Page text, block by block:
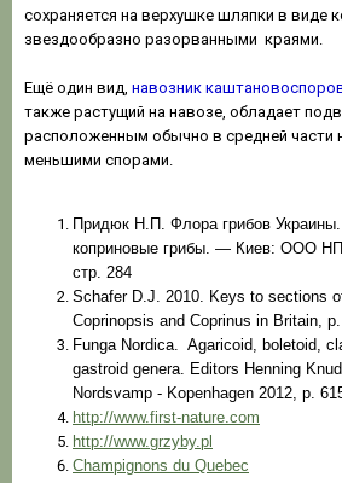
сохраняется на верхушке шляпки в виде
звездообразно разорванными краями.
Ещё один вид, навозник
также растущий на навозе, обладает
расположенным обычно в средней части
меньшими спорами.
Придюк Н.П. Флора грибов
коприновые грибы. — Киев: ООО
стр. 284
Schafer D.J. 2010. Keys to sections
Coprinopsis and Coprinus in Britain,
Funga Nordica. Agaricoid, boletoid,
gastroid genera. Editors Henning
Nordsvamp - Kopenhagen 2012, p.
http://www.first-nature.com
http://www.grzyby.pl
Champignons du Quebec